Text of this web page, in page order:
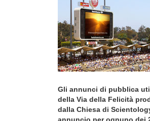
Gli annunci di pubblica
della Via della Felicità
dalla Chiesa di